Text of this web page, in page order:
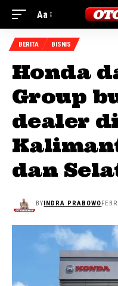
Aa
BERITA BISNIS
Honda
Group
dealer
dan
BYINDRA PRABOWO